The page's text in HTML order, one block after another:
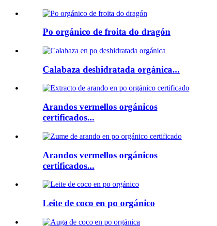
Po orgánico de froita do dragón
Calabaza deshidratada orgánica...
Arandos vermellos orgánicos
certificados...
Arandos vermellos orgánicos
certificados...
Leite de coco en po orgánico